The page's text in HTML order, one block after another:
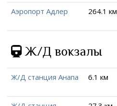
Аэропорт Адлер 264.1 км
Ж/Д вокзалы
Ж/Д станция Анапа 6.1 км